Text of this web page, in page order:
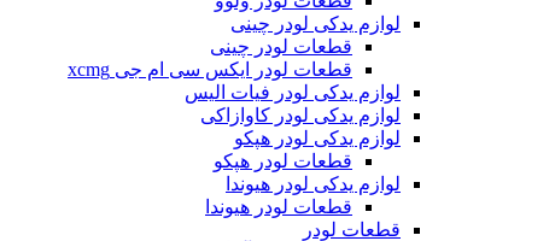
لوازم یدکی لودر چینی
قطعات لودر چینی
قطعات لودر ایکس سی ام جی xcmg
لوازم یدکی لودر فیات الیس
لوازم یدکی لودر کاوازاکی
لوازم یدکی لودر هپکو
قطعات لودر هپکو
لوازم یدکی لودر هیوندا
قطعات لودر هیوندا
قطعات لودر